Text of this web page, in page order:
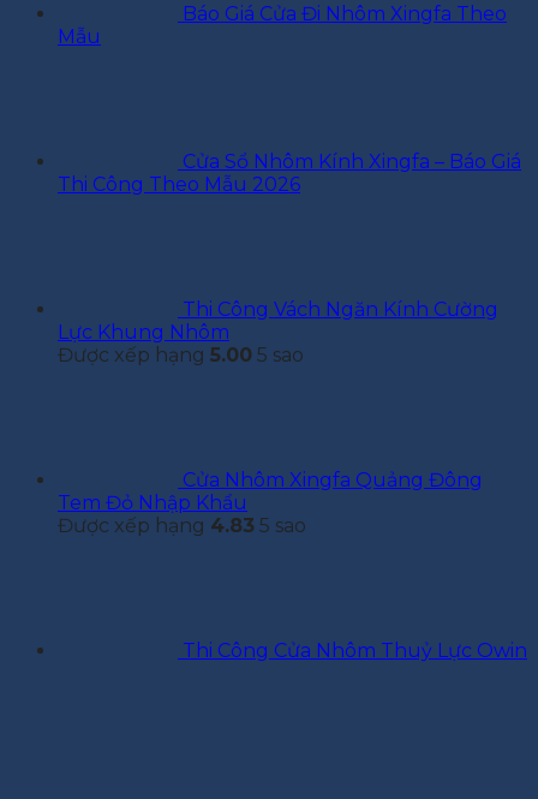
Báo Giá Cửa Đi Nhôm Xingfa Theo
Mẫu
Cửa Sổ Nhôm Kính Xingfa – Báo Giá
Thi Công Theo Mẫu 2026
Thi Công Vách Ngăn Kính Cường
Lực Khung Nhôm
Được xếp hạng 5.00 5 sao
Cửa Nhôm Xingfa Quảng Đông
Tem Đỏ Nhập Khẩu
Được xếp hạng 4.83 5 sao
Thi Công Cửa Nhôm Thuỷ Lực Owin